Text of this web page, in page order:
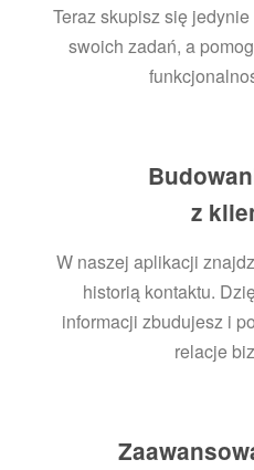
Teraz skupisz się
swoich zadań, a
z
W naszej aplikacji
historią kontaktu.
informacji zbudujesz i
relacje